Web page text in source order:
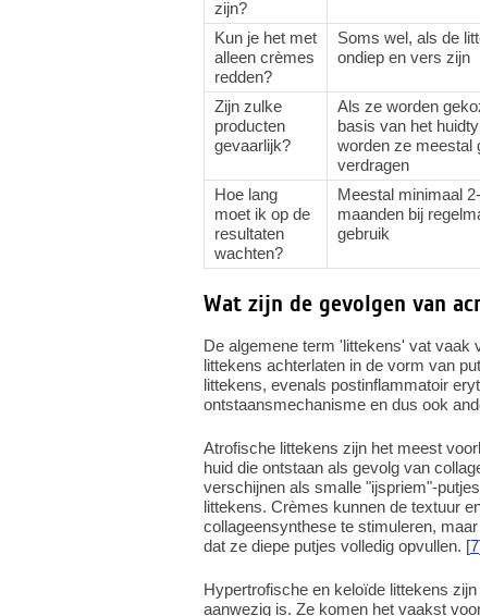
zijn?
Kun je het met
alleen crèmes
redden?
Soms wel, als de
ondiep en vers zijn
Zijn zulke
producten
gevaarlijk?
Als ze worden
basis van het
worden ze meestal
verdragen
Hoe lang
moet ik op de
resultaten
wachten?
Meestal minimaal
maanden bij
gebruik
Wat zijn de gevolgen van
De algemene term 'littekens' vat vaak
littekens achterlaten in de vorm van
littekens, evenals postinflammatoir
ontstaansmechanisme en dus ook
Atrofische littekens zijn het meest
huid die ontstaan als gevolg van
verschijnen als smalle "ijspriem"-
littekens. Crèmes kunnen de textuur
collageensynthese te stimuleren,
dat ze diepe putjes volledig opvullen. [7
Hypertrofische en keloïde littekens
aanwezig is. Ze komen het vaakst